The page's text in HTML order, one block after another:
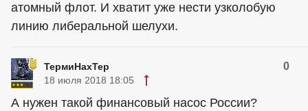
атомный флот. И хватит уже нести узколобую
линию либеральной шелухи.
ТермиНахТер 0
18 июля 2018 18:05
А нужен такой финансовый насос России?